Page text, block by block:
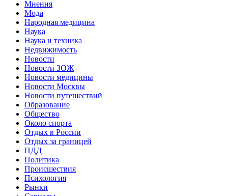
Мнения
Мода
Народная медицина
Наука
Наука и техника
Недвижимость
Новости
Новости ЗОЖ
Новости медицины
Новости Москвы
Новости путешествий
Образование
Общество
Около спорта
Отдых в России
Отдых за границей
ПДД
Политика
Происшествия
Психология
Рынки